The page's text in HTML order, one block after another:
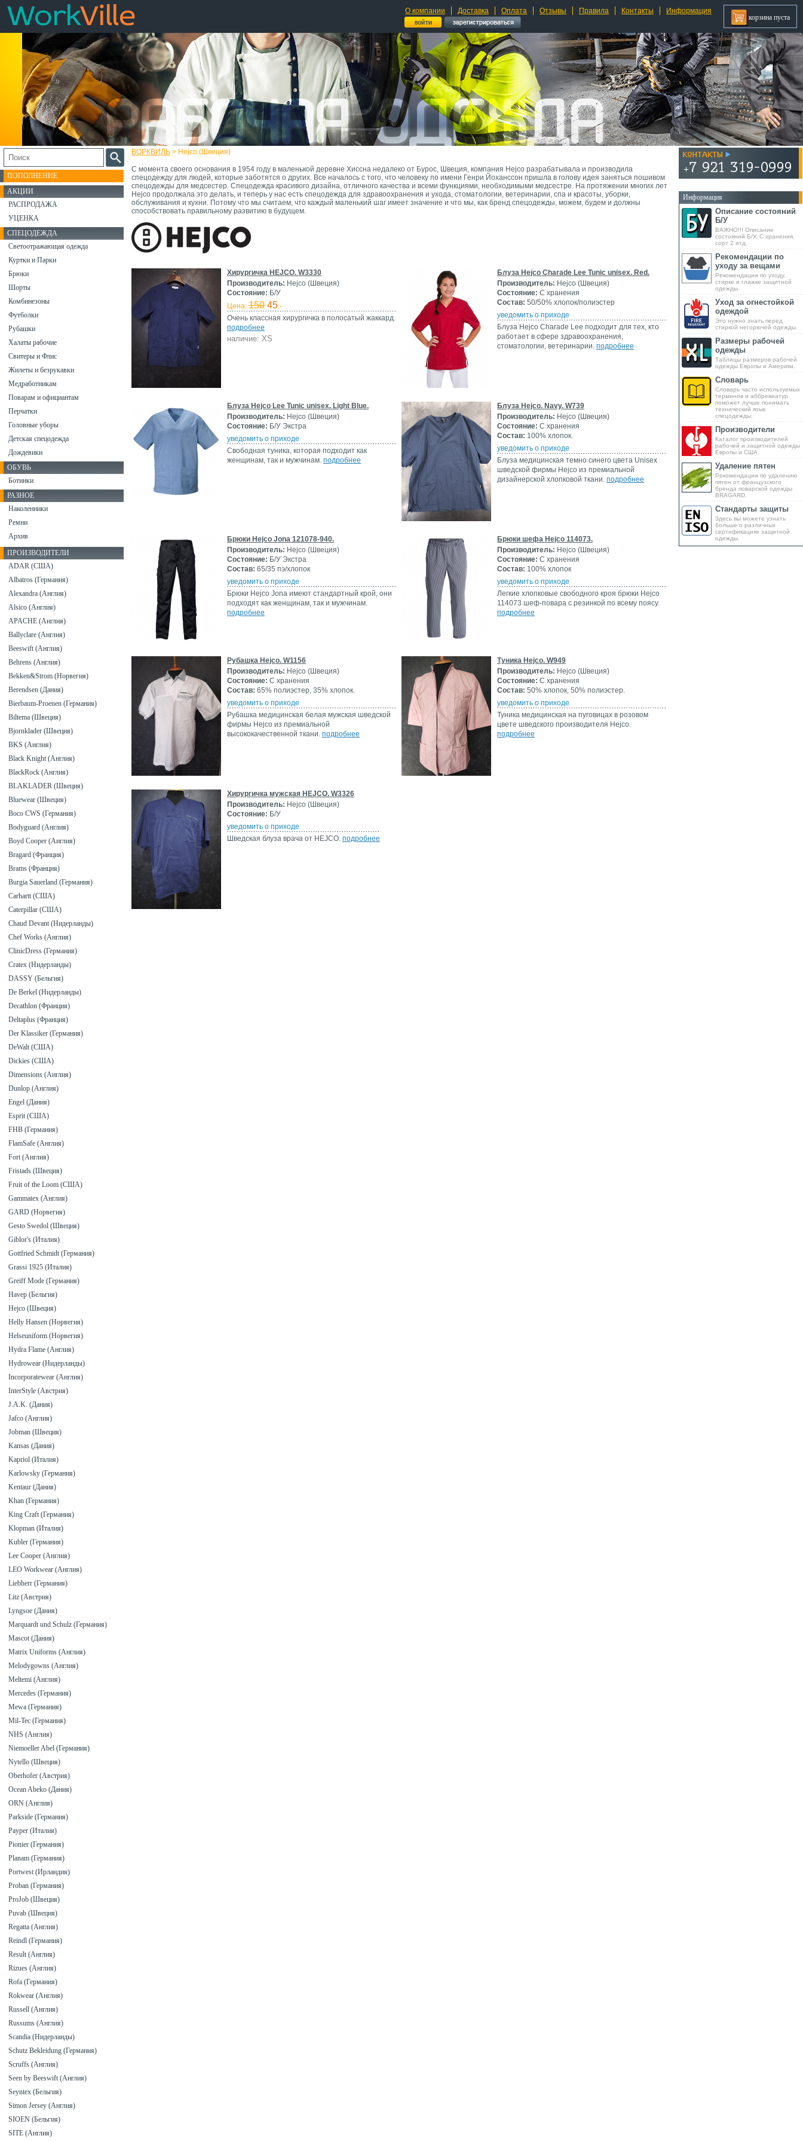
О компании Доставка Оплата Отзывы Правила Контакты Информация
корзина пуста
ВОРКВИЛЬ > Hejco (Швеция)
С момента своего основания в 1954 году в маленькой деревне Хиссна недалеко от Бурос, Швеция, компания Hejco разрабатывала и производила
спецодежду для людей, которые заботятся о других. Все началось с того, что человеку по имени Генри Йоханссон пришла в голову идея заняться пошивом
спецодежды для медсестер. Спецодежда красивого дизайна, отличного качества и всеми функциями, необходимыми медсестре. На протяжении многих лет
Hejco продолжала это делать, и теперь у нас есть спецодежда для здравоохранения и ухода, стоматологии, ветеринарии, спа и красоты, уборки,
обслуживания и кухни. Потому что мы считаем, что каждый маленький шаг имеет значение и что мы, как бренд спецодежды, можем, будем и должны
способствовать правильному развитию в будущем.
Хирургичка HEJCO. W3330
Производитель: Hejco (Швеция)
Состояние: Б/У
Цена: 150 45.-
Очень классная хирургичка в полосатый жаккард.
подробнее
наличие: XS
Блуза Hejco Charade Lee Tunic unisex. Red.
Производитель: Hejco (Швеция)
Состояние: С хранения
Состав: 50/50% хлопок/полиэстер
уведомить о приходе
Блуза Hejco Charade Lee подходит для тех, кто
работает в сфере здравоохранения,
стоматологии, ветеринарии. подробнее
Блуза Hejco Lee Tunic unisex. Light Blue.
Производитель: Hejco (Швеция)
Состояние: Б/У Экстра
уведомить о приходе
Свободная туника, которая подходит как
женщинам, так и мужчинам. подробнее
Блуза Hejco. Navy. W739
Производитель: Hejco (Швеция)
Состояние: С хранения
Состав: 100% хлопок.
уведомить о приходе
Блуза медицинская темно синего цвета Unisex
шведской фирмы Hejco из премиальной
дизайнерской хлопковой ткани. подробнее
Брюки Hejco Jona 121078-940.
Производитель: Hejco (Швеция)
Состояние: Б/У Экстра
Состав: 65/35 пэ/хлопок
уведомить о приходе
Брюки Hejco Jona имеют стандартный крой, они
подходят как женщинам, так и мужчинам.
подробнее
Брюки шефа Hejco 114073.
Производитель: Hejco (Швеция)
Состояние: С хранения
Состав: 100% хлопок
уведомить о приходе
Легкие хлопковые свободного кроя брюки Hejco
114073 шеф-повара с резинкой по всему поясу.
подробнее
Рубашка Hejco. W1156
Производитель: Hejco (Швеция)
Состояние: С хранения
Состав: 65% полиэстер, 35% хлопок.
уведомить о приходе
Рубашка медицинская белая мужская шведской
фирмы Hejco из премиальной
высококачественной ткани. подробнее
Туника Hejco. W949
Производитель: Hejco (Швеция)
Состояние: С хранения
Состав: 50% хлопок, 50% полиэстер.
уведомить о приходе
Туника медицинская на пуговицах в розовом
цвете шведского производителя Hejco.
подробнее
Хирургичка мужская HEJCO. W3326
Производитель: Hejco (Швеция)
Состояние: Б/У
уведомить о приходе
Шведская блуза врача от HEJCO. подробнее
ПОПОЛНЕНИЕ
АКЦИИ
РАСПРОДАЖА
УЦЕНКА
СПЕЦОДЕЖДА
Светоотражающая одежда
Куртки и Парки
Брюки
Шорты
Комбинезоны
Футболки
Рубашки
Халаты рабочие
Свитеры и Флис
Жилеты и безрукавки
Медработникам
Поварам и официантам
Перчатки
Головные уборы
Детская спецодежда
Дождевики
ОБУВЬ
Ботинки
РАЗНОЕ
Наколенники
Ремни
Архив
ПРОИЗВОДИТЕЛИ
ADAR (США)
Albatros (Германия)
Alexandra (Англия)
Alsico (Англия)
APACHE (Англия)
Ballyclare (Англия)
Beeswift (Англия)
Behrens (Англия)
Bekken&Strom (Норвегия)
Berendsen (Дания)
Bierbaum-Proenen (Германия)
Biltema (Швеция)
Bjornklader (Швеция)
BKS (Англия)
Black Knight (Англия)
BlackRock (Англия)
BLAKLADER (Швеция)
Bluewear (Швеция)
Boco CWS (Германия)
Bodyguard (Англия)
Boyd Cooper (Англия)
Bragard (Франция)
Brams (Франция)
Burgia Sauerland (Германия)
Carhartt (США)
Caterpillar (США)
Chaud Devant (Нидерланды)
Chef Works (Англия)
ClinicDress (Германия)
Cratex (Нидерланды)
DASSY (Бельгия)
De Berkel (Нидерланды)
Decathlon (Франция)
Deltaplus (Франция)
Der Klassiker (Германия)
DeWalt (США)
Dickies (США)
Dimensions (Англия)
Dunlop (Англия)
Engel (Дания)
Esprit (США)
FHB (Германия)
FlamSafe (Англия)
Fort (Англия)
Fristads (Швеция)
Fruit of the Loom (США)
Gammatex (Англия)
GARD (Норвегия)
Gesto Swedol (Швеция)
Giblor's (Италия)
Gottfried Schmidt (Германия)
Grassi 1925 (Италия)
Greiff Mode (Германия)
Havep (Бельгия)
Hejco (Швеция)
Helly Hansen (Норвегия)
Helseuniform (Норвегия)
Hydra Flame (Англия)
Hydrowear (Нидерланды)
Incorporatewear (Англия)
InterStyle (Австрия)
J.A.K. (Дания)
Jafco (Англия)
Jobman (Швеция)
Kansas (Дания)
Kapriol (Италия)
Karlowsky (Германия)
Kentaur (Дания)
Khan (Германия)
King Craft (Германия)
Klopman (Италия)
Kubler (Германия)
Lee Cooper (Англия)
LEO Workwear (Англия)
Liebherr (Германия)
Litz (Австрия)
Lyngsoe (Дания)
Marquardt und Schulz (Германия)
Mascot (Дания)
Matrix Uniforms (Англия)
Melodygowns (Англия)
Meltemi (Англия)
Mercedes (Германия)
Mewa (Германия)
Mil-Tec (Германия)
NHS (Англия)
Niemoeller Abel (Германия)
Nytello (Швеция)
Oberhofer (Австрия)
Ocean Abeko (Дания)
ORN (Англия)
Parkside (Германия)
Payper (Италия)
Pionier (Германия)
Planam (Германия)
Portwest (Ирландия)
Proban (Германия)
ProJob (Швеция)
Puvab (Швеция)
Regatta (Англия)
Reindl (Германия)
Result (Англия)
Rizues (Англия)
Rofa (Германия)
Rokwear (Англия)
Russell (Англия)
Russums (Англия)
Scandia (Нидерланды)
Schutz Bekleidung (Германия)
Scruffs (Англия)
Seen by Beeswift (Англия)
Seyntex (Бельгия)
Simon Jersey (Англия)
SIOEN (Бельгия)
SITE (Англия)
Информация
Описание состояний
Б/У
ВАЖНО!!! Описание
состояний Б/У, С хранения,
сорт 2 итд.
Рекомендации по
уходу за вещами
Рекомендации по уходу,
стирке и глажке защитной
одежды.
Уход за огнестойкой
одеждой
Это нужно знать перед
стиркой негорючей одежды.
Размеры рабочей
одежды
Таблицы размеров рабочей
одежды Европы и Америки.
Словарь
Словарь часто используемых
терминов и аббревиатур
поможет лучше понимать
технический язык
спецодежды.
Производители
Каталог производителей
рабочей и защитной одежды
Европы и США.
Удаление пятен
Рекомендации по удалению
пятен от французского
бренда поварской одежды
BRAGARD.
Стандарты защиты
Здесь вы можете узнать
больше о различных
сертификациях защитной
одежды.